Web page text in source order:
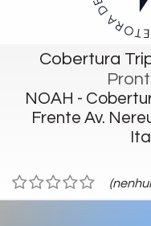
Cobertura
NOAH -
Frente Av.